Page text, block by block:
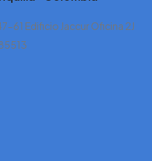
61 Edificio Jaccur Oficina 2J